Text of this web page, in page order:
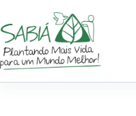
o
conteúdo